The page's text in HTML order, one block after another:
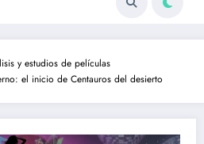
y estudios de películas
el inicio de Centauros del desierto